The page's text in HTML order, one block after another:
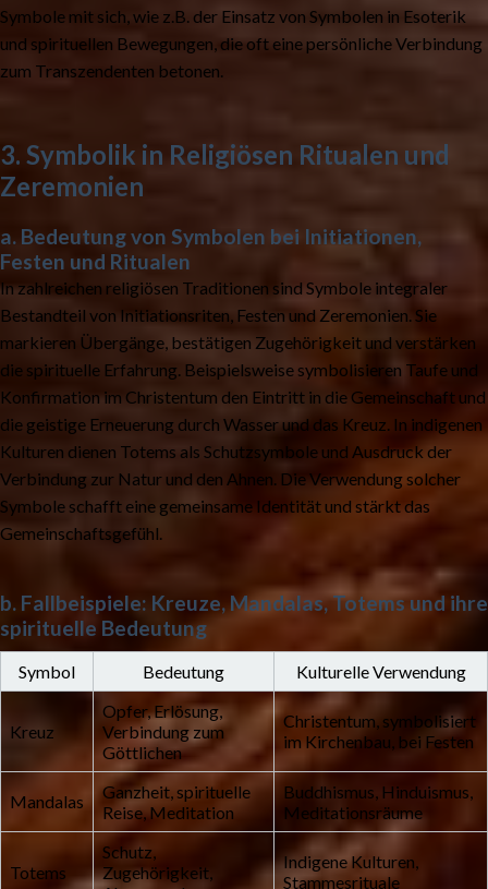
Symbole mit sich, wie z.B. der Einsatz von Symbolen in Esoterik
und spirituellen Bewegungen, die oft eine persönliche Verbindung
zum Transzendenten betonen.
3. Symbolik in Religiösen Ritualen und
Zeremonien
a. Bedeutung von Symbolen bei Initiationen,
Festen und Ritualen
In zahlreichen religiösen Traditionen sind Symbole integraler
Bestandteil von Initiationsriten, Festen und Zeremonien. Sie
markieren Übergänge, bestätigen Zugehörigkeit und verstärken
die spirituelle Erfahrung. Beispielsweise symbolisieren Taufe und
Konfirmation im Christentum den Eintritt in die Gemeinschaft und
die geistige Erneuerung durch Wasser und das Kreuz. In indigenen
Kulturen dienen Totems als Schutzsymbole und Ausdruck der
Verbindung zur Natur und den Ahnen. Die Verwendung solcher
Symbole schafft eine gemeinsame Identität und stärkt das
Gemeinschaftsgefühl.
b. Fallbeispiele: Kreuze, Mandalas, Totems und ihre
spirituelle Bedeutung
Symbol Bedeutung Kulturelle Verwendung
Kreuz
Opfer, Erlösung,
Verbindung zum
Göttlichen
Christentum, symbolisiert
im Kirchenbau, bei Festen
Mandalas
Ganzheit, spirituelle
Reise, Meditation
Buddhismus, Hinduismus,
Meditationsräume
Totems
Schutz,
Zugehörigkeit,
Indigene Kulturen,
Stammesrituale